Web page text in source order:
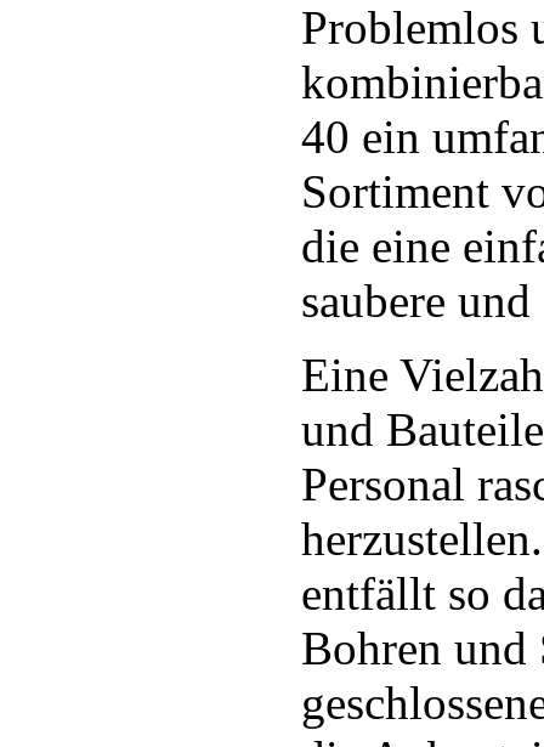
Problemlos
40 ein
Sortiment
die eine
saubere
Eine
und
Personal
entfällt so
Bohren und